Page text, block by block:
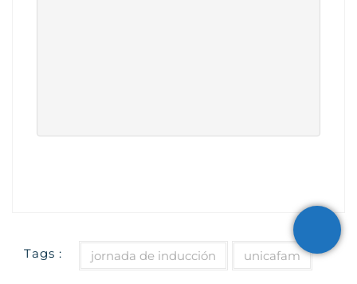
Tags : jornada de inducción unicafam